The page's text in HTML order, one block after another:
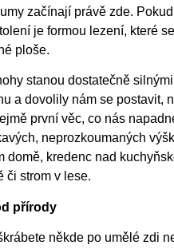
začínají právě zde.
je formou lezení, které
ploše.
stanou dostatečně
a dovolily nám se postavit,
první věc, co nás
neprozkoumaných
domě, kredenc nad
či strom v lese.
přírody
někde po umělé zdi